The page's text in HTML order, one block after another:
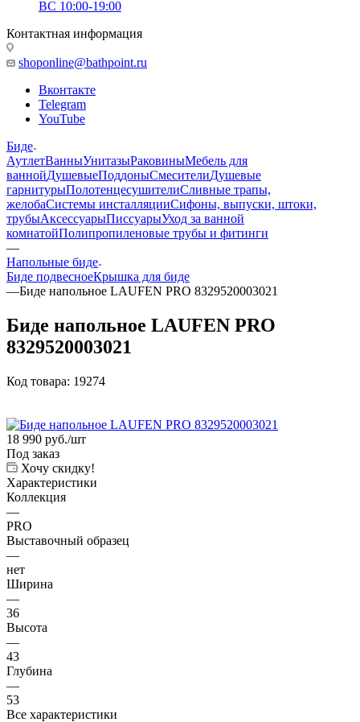
ВС 10:00-19:00
Контактная информация
shoponline@bathpoint.ru
Вконтакте
Telegram
YouTube
Биде
АутлетВанныУнитазыРаковиныМебель для
ваннойДушевыеПоддоныСмесителиДушевые
гарнитурыПолотенцесушителиСливные трапы,
желобаСистемы инсталляцииСифоны, выпуски, штоки,
трубыАксессуарыПиссуарыУход за ванной
комнатойПолипропиленовые трубы и фитинги
—
Напольные биде
Биде подвесноеКрышка для биде
—Биде напольное LAUFEN PRO 8329520003021
Биде напольное LAUFEN PRO
8329520003021
Код товара: 19274
18 990 руб./шт
Под заказ
Хочу скидку!
Характеристики
Коллекция
—
PRO
Выставочный образец
—
нет
Ширина
—
36
Высота
—
43
Глубина
—
53
Все характеристики